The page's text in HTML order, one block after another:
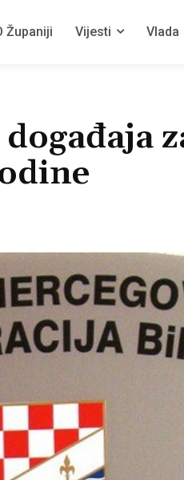
Županiji Vijesti Vlada